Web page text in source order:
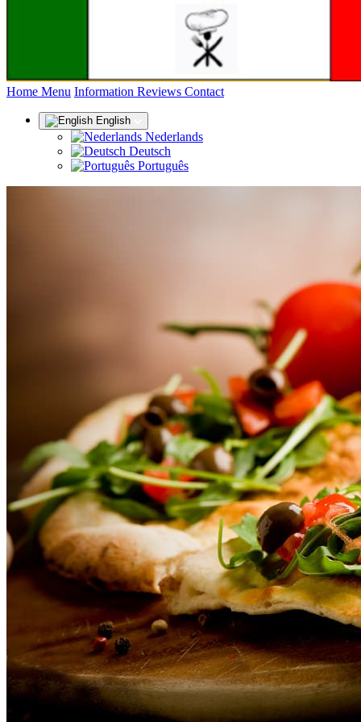
Home (current)
Menu Information Reviews Contact
English
Nederlands
Deutsch
Português